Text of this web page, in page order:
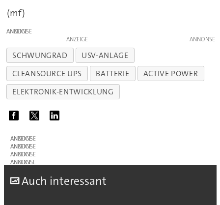
(mf)
ANZEIGE
ANZEIGE
SCHWUNGRAD
USV-ANLAGE
CLEANSOURCE UPS
BATTERIE
ACTIVE POWER
ELEKTRONIK-ENTWICKLUNG
ANZEIGE
ANZEIGE
ANZEIGE
ANZEIGE
Auch interessant